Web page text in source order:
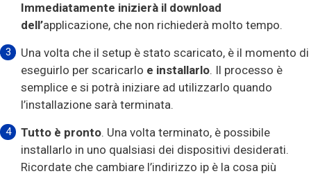
Immediatamente inizierà il download
dell’applicazione, che non richiederà molto tempo.
Una volta che il setup è stato scaricato, è il momento di
eseguirlo per scaricarlo e installarlo. Il processo è
semplice e si potrà iniziare ad utilizzarlo quando
l’installazione sarà terminata.
Tutto è pronto. Una volta terminato, è possibile
installarlo in uno qualsiasi dei dispositivi desiderati.
Ricordate che cambiare l’indirizzo ip è la cosa più